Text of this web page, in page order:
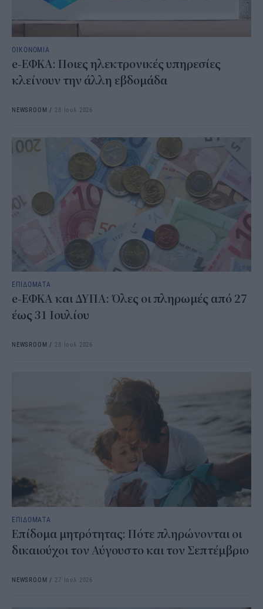
ΟΙΚΟΝΟΜΙΑ
e-ΕΦΚΑ: Ποιες ηλεκτρονικές υπηρεσίες
κλείνουν την άλλη εβδομάδα
NEWSROOM / 28 Ιουλ 2026
ΕΠΙΔΟΜΑΤΑ
e-ΕΦΚΑ και ΔΥΠΑ: Όλες οι πληρωμές από 27
έως 31 Ιουλίου
NEWSROOM / 28 Ιουλ 2026
ΕΠΙΔΟΜΑΤΑ
Επίδομα μητρότητας: Πότε πληρώνονται οι
δικαιούχοι τον Αύγουστο και τον Σεπτέμβριο
NEWSROOM / 27 Ιουλ 2026